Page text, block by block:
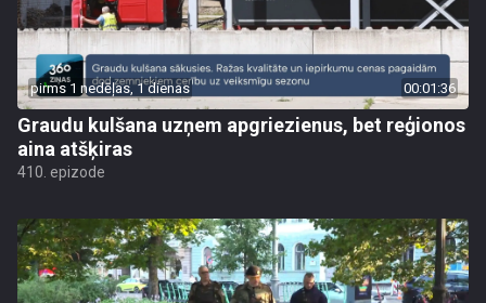
pirms 1 nedēļas, 1 dienas 00:01:36
Graudu kulšana uzņem apgriezienus, bet reģionos
aina atšķiras
410. epizode